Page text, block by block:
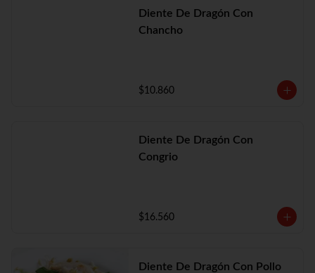
Diente De Dragón Con
Chancho
$10.860
Diente De Dragón Con
Congrio
$16.560
Diente De Dragón Con Pollo